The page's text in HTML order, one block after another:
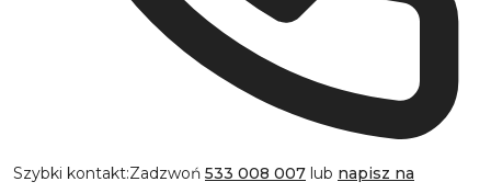
Szybki kontakt:Zadzwoń 533 008 007 lub napisz na